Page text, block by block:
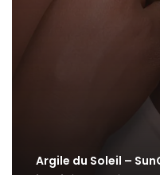
Argile du Soleil –